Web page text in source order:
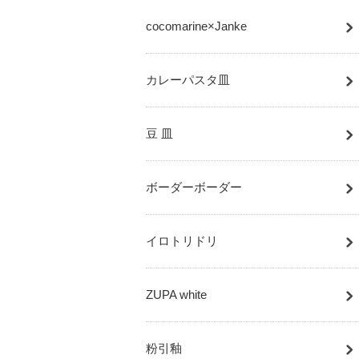
cocomarine×Janke
カレーパスタ皿
豆 皿
ボーダーボーダー
イロトリドリ
ZUPA white
粉引釉